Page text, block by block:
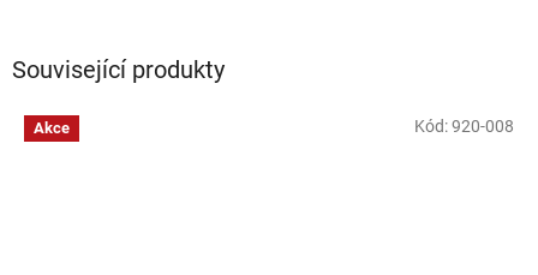
Související produkty
Akce Kód:920-008